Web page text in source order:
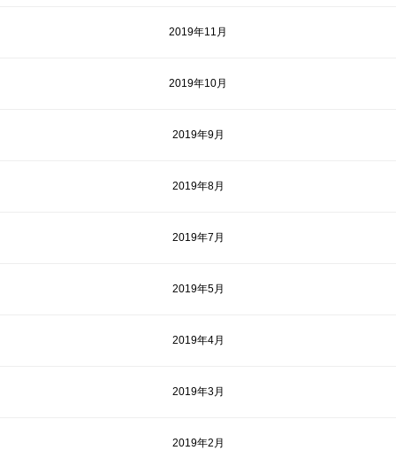
2019年11月
2019年10月
2019年9月
2019年8月
2019年7月
2019年5月
2019年4月
2019年3月
2019年2月